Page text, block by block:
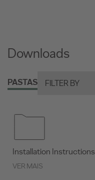
Downloads
PASTAS
Installation Instructions
VER MAIS